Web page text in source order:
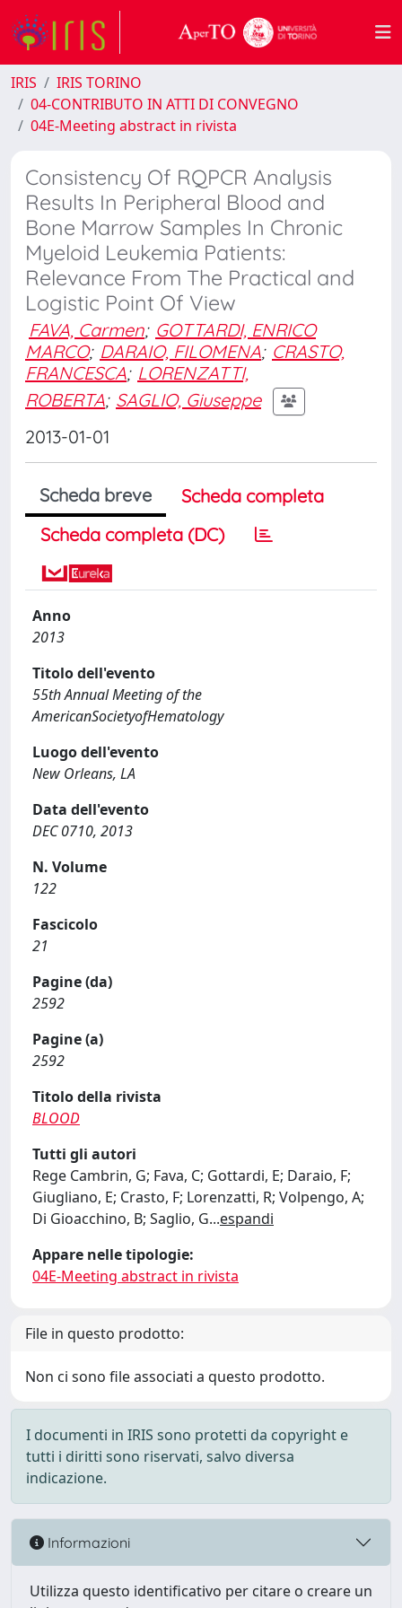
IRIS
IRIS TORINO
04-CONTRIBUTO IN ATTI DI CONVEGNO
04E-Meeting abstract in rivista
Consistency Of RQPCR Analysis
Results In Peripheral Blood and
Bone Marrow Samples In Chronic
Myeloid Leukemia Patients:
Relevance From The Practical and
Logistic Point Of View
FAVA, Carmen; GOTTARDI, ENRICO
MARCO; DARAIO, FILOMENA; CRASTO,
FRANCESCA; LORENZATTI,
ROBERTA; SAGLIO, Giuseppe
2013-01-01
Scheda breve
Scheda completa
Scheda completa (DC)
Anno
2013
Titolo dell'evento
55th Annual Meeting of the
AmericanSocietyofHematology
Luogo dell'evento
New Orleans, LA
Data dell'evento
DEC 0710, 2013
N. Volume
122
Fascicolo
21
Pagine (da)
2592
Pagine (a)
2592
Titolo della rivista
BLOOD
Tutti gli autori
Rege Cambrin, G; Fava, C; Gottardi, E; Daraio, F;
Giugliano, E; Crasto, F; Lorenzatti, R; Volpengo, A;
Di Gioacchino, B; Saglio, G...espandi
Appare nelle tipologie:
04E-Meeting abstract in rivista
File in questo prodotto:
Non ci sono file associati a questo prodotto.
I documenti in IRIS sono protetti da copyright e
tutti i diritti sono riservati, salvo diversa
indicazione.
Informazioni
Utilizza questo identificativo per citare o creare un